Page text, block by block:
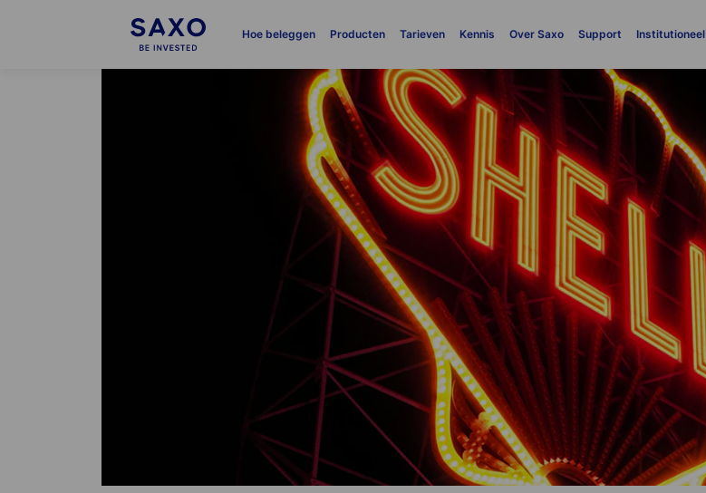
Hoe beleggen Producten Tarieven Kennis Over Saxo Support Institutioneel